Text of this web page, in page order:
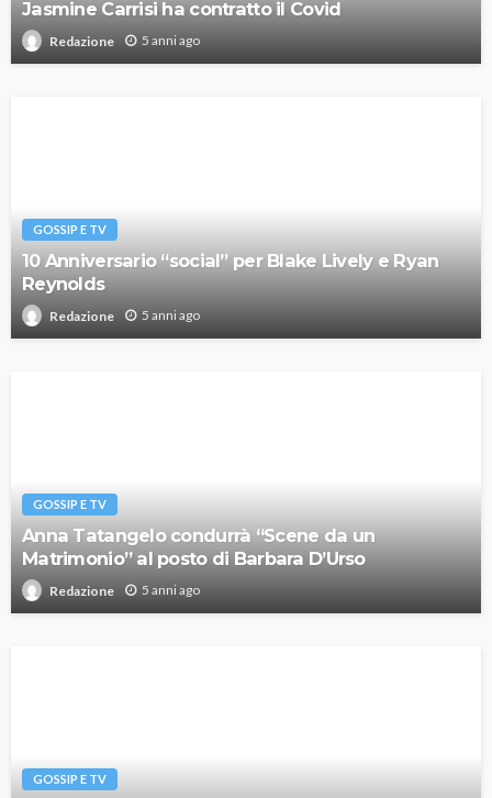
Jasmine Carrisi ha contratto il Covid
Redazione 5 anni ago
GOSSIP E TV
10 Anniversario “social” per Blake Lively e Ryan
Reynolds
Redazione 5 anni ago
GOSSIP E TV
Anna Tatangelo condurrà “Scene da un
Matrimonio” al posto di Barbara D’Urso
Redazione 5 anni ago
GOSSIP E TV